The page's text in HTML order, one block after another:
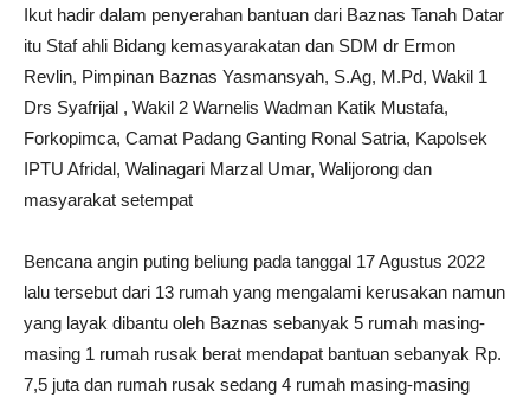
Ikut hadir dalam penyerahan bantuan dari Baznas Tanah Datar
itu Staf ahli Bidang kemasyarakatan dan SDM dr Ermon
Revlin, Pimpinan Baznas Yasmansyah, S.Ag, M.Pd, Wakil 1
Drs Syafrijal , Wakil 2 Warnelis Wadman Katik Mustafa,
Forkopimca, Camat Padang Ganting Ronal Satria, Kapolsek
IPTU Afridal, Walinagari Marzal Umar, Walijorong dan
masyarakat setempat
Bencana angin puting beliung pada tanggal 17 Agustus 2022
lalu tersebut dari 13 rumah yang mengalami kerusakan namun
yang layak dibantu oleh Baznas sebanyak 5 rumah masing-
masing 1 rumah rusak berat mendapat bantuan sebanyak Rp.
7,5 juta dan rumah rusak sedang 4 rumah masing-masing